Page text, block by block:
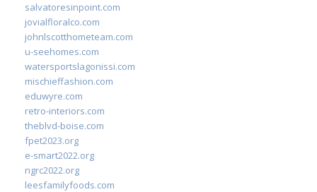
salvatoresinpoint.com
jovialfloralco.com
johnlscotthometeam.com
u-seehomes.com
watersportslagonissi.com
mischieffashion.com
eduwyre.com
retro-interiors.com
theblvd-boise.com
fpet2023.org
e-smart2022.org
ngrc2022.org
leesfamilyfoods.com